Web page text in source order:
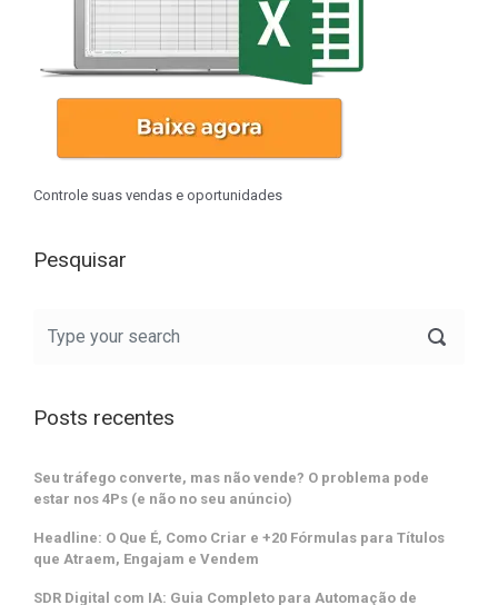
Controle suas vendas e oportunidades
Pesquisar
Posts recentes
Seu tráfego converte, mas não vende? O problema pode
estar nos 4Ps (e não no seu anúncio)
Headline: O Que É, Como Criar e +20 Fórmulas para Títulos
que Atraem, Engajam e Vendem
SDR Digital com IA: Guia Completo para Automação de